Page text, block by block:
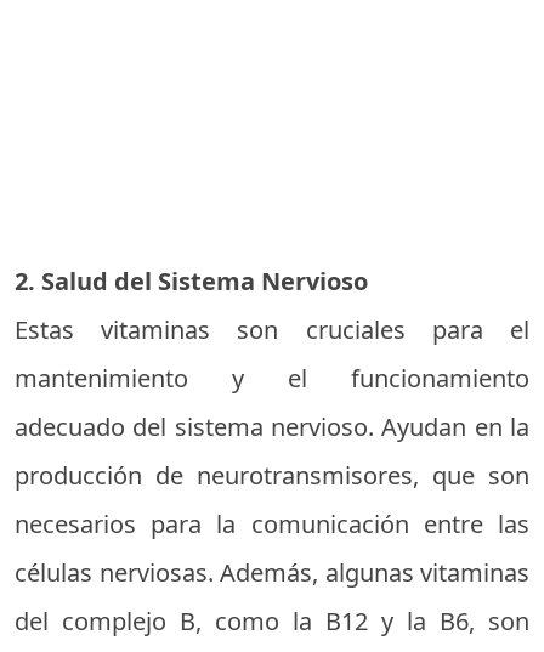
2. Salud del Sistema Nervioso
Estas vitaminas son cruciales para el
mantenimiento y el funcionamiento
adecuado del sistema nervioso. Ayudan en la
producción de neurotransmisores, que son
necesarios para la comunicación entre las
células nerviosas. Además, algunas vitaminas
del complejo B, como la B12 y la B6, son